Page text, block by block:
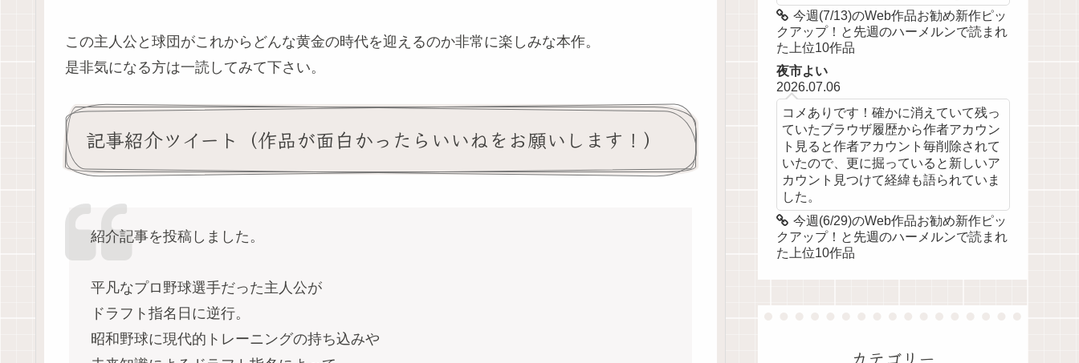
この主人公と球団がこれからどんな黄金の時代を迎えるのか非常に楽しみな本作。
是非気になる方は一読してみて下さい。
記事紹介ツイート（作品が面白かったらいいねをお願いします！）
紹介記事を投稿しました。
平凡なプロ野球選手だった主人公が
ドラフト指名日に逆行。
昭和野球に現代的トレーニングの持ち込みや
今週(7/13)のWeb作品お勧め新作ピッ
クアップ！と先週のハーメルンで読まれ
た上位10作品
夜市よい
2026.07.06
コメありです！確かに消えていて残っ
ていたブラウザ履歴から作者アカウン
ト見ると作者アカウント毎削除されて
いたので、更に掘っていると新しいア
カウント見つけて経緯も語られていま
した。
今週(6/29)のWeb作品お勧め新作ピッ
クアップ！と先週のハーメルンで読まれ
た上位10作品